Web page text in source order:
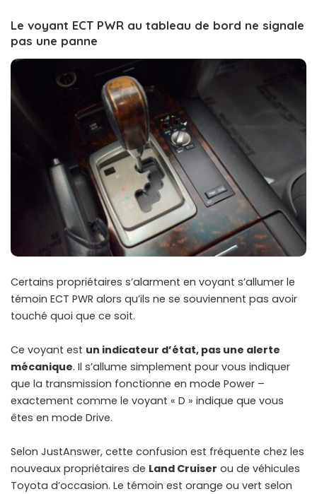
Le voyant ECT PWR au tableau de bord ne signale
pas une panne
Certains propriétaires s’alarment en voyant s’allumer le
témoin ECT PWR alors qu’ils ne se souviennent pas avoir
touché quoi que ce soit.
Ce voyant est un indicateur d’état, pas une alerte
mécanique. Il s’allume simplement pour vous indiquer
que la transmission fonctionne en mode Power –
exactement comme le voyant « D » indique que vous
êtes en mode Drive.
Selon JustAnswer, cette confusion est fréquente chez les
nouveaux propriétaires de Land Cruiser ou de véhicules
Toyota d’occasion. Le témoin est orange ou vert selon